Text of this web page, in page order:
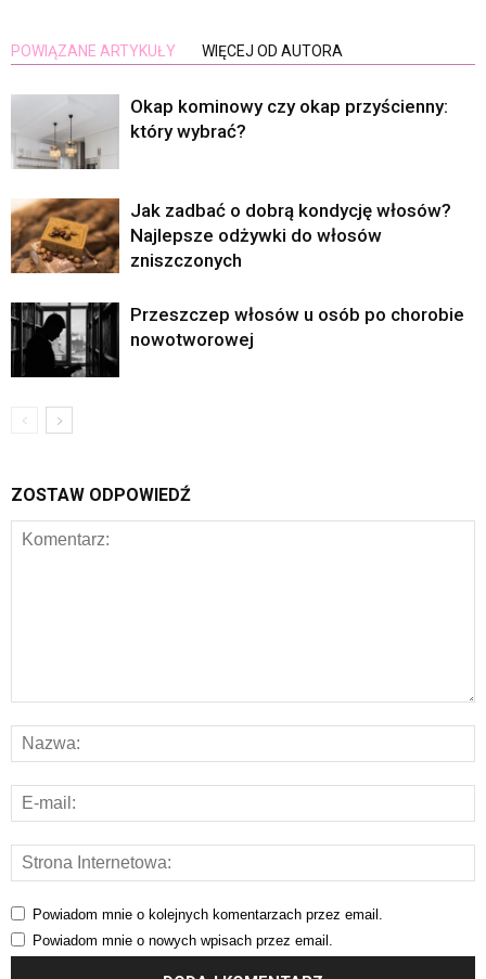
POWIĄZANE ARTYKUŁY WIĘCEJ OD AUTORA
Okap kominowy czy okap przyścienny:
który wybrać?
Jak zadbać o dobrą kondycję włosów?
Najlepsze odżywki do włosów
zniszczonych
Przeszczep włosów u osób po chorobie
nowotworowej
ZOSTAW ODPOWIEDŹ
Powiadom mnie o kolejnych komentarzach przez email.
Powiadom mnie o nowych wpisach przez email.